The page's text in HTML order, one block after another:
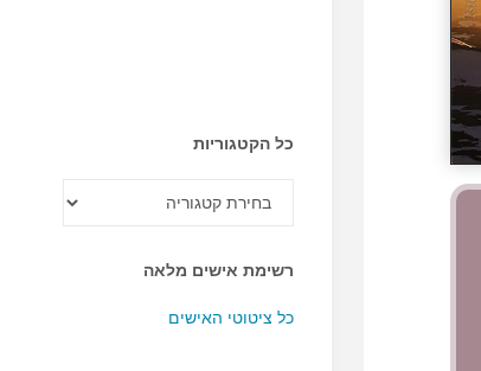
כל הקטגוריות
הקטגוריות
רשימת אישים מלאה
כל ציטוטי האישים